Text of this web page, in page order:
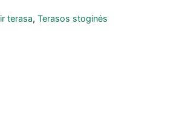
terasa, Terasos stoginės